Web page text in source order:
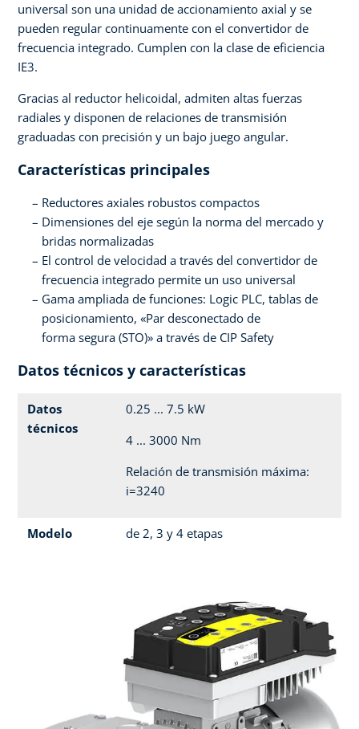
universal son una unidad de accionamiento axial y se
pueden regular continuamente con el convertidor de
frecuencia integrado. Cumplen con la clase de eficiencia
IE3.
Gracias al reductor helicoidal, admiten altas fuerzas
radiales y disponen de relaciones de transmisión
graduadas con precisión y un bajo juego angular.
Características principales
Reductores axiales robustos compactos
Dimensiones del eje según la norma del mercado y
bridas normalizadas
El control de velocidad a través del convertidor de
frecuencia integrado permite un uso universal
Gama ampliada de funciones: Logic PLC, tablas de
posicionamiento, «Par desconectado de
forma segura (STO)» a través de CIP Safety
Datos técnicos y características
Datos
técnicos
0.25 ... 7.5 kW
4 ... 3000 Nm
Relación de transmisión máxima:
i=3240
Modelo de 2, 3 y 4 etapas